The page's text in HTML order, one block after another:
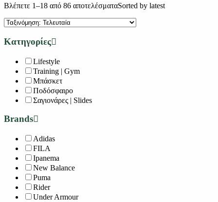
Βλέπετε 1–18 από 86 αποτελέσματαSorted by latest
Κατηγορίες
Lifestyle
Training | Gym
Μπάσκετ
Ποδόσφαιρο
Σαγιονάρες | Slides
Brands
Adidas
FILA
Ipanema
New Balance
Puma
Rider
Under Armour